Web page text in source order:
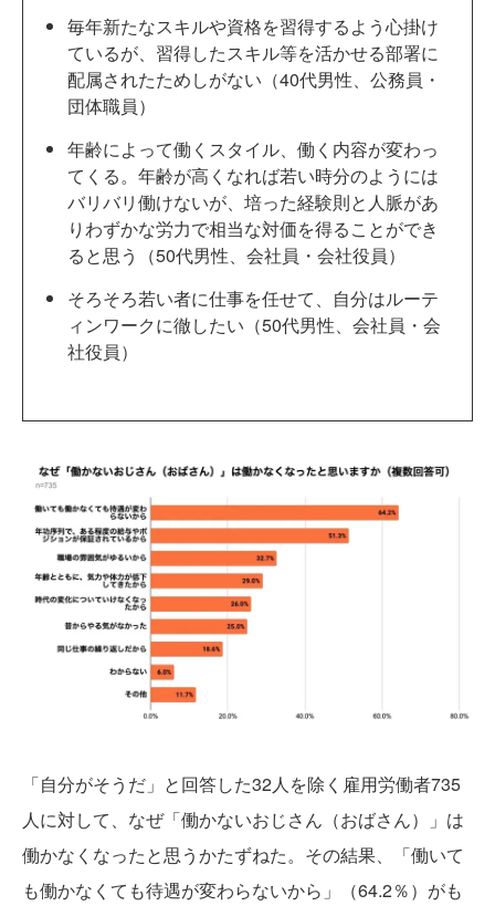
毎年新たなスキルや資格を習得するよう心掛け
ているが、習得したスキル等を活かせる部署に
配属されたためしがない（40代男性、公務員・
団体職員）
年齢によって働くスタイル、働く内容が変わっ
てくる。年齢が高くなれば若い時分のようには
バリバリ働けないが、培った経験則と人脈があ
りわずかな労力で相当な対価を得ることができ
ると思う（50代男性、会社員・会社役員）
そろそろ若い者に仕事を任せて、自分はルーテ
ィンワークに徹したい（50代男性、会社員・会
社役員）
「自分がそうだ」と回答した32人を除く雇用労働者735
人に対して、なぜ「働かないおじさん（おばさん）」は
働かなくなったと思うかたずねた。その結果、「働いて
も働かなくても待遇が変わらないから」（64.2％）がも